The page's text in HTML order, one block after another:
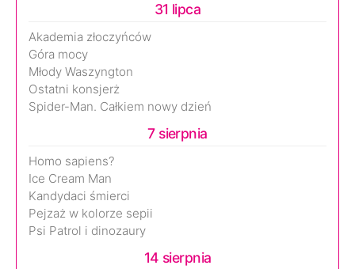
31 lipca
Akademia złoczyńców
Góra mocy
Młody Waszyngton
Ostatni konsjerż
Spider-Man. Całkiem nowy dzień
7 sierpnia
Homo sapiens?
Ice Cream Man
Kandydaci śmierci
Pejzaż w kolorze sepii
Psi Patrol i dinozaury
14 sierpnia